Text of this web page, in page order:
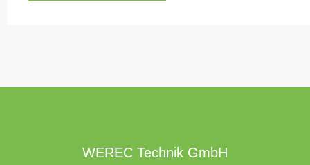
WEREC Technik GmbH